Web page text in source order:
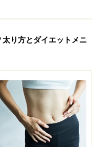
り方とダイエットメニ